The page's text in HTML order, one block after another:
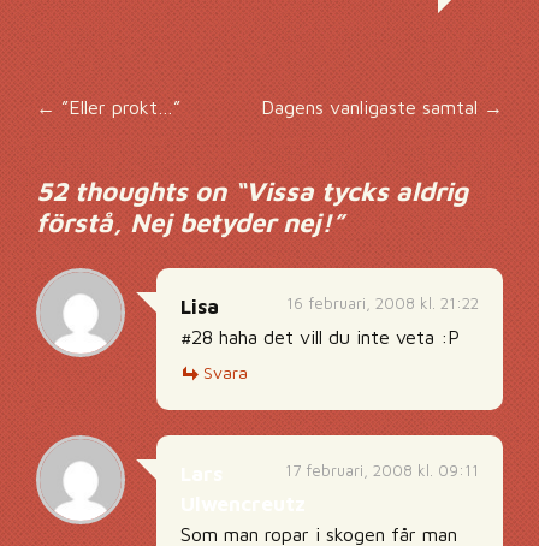
Inläggsnavigering
← ”Eller prokt…” Dagens vanligaste samtal→
52 thoughts on “Vissa tycks aldrig
förstå, Nej betyder nej!”
16 februari, 2008 kl. 21:22
Lisa
#28 haha det vill du inte veta :P
Svara
17 februari, 2008 kl. 09:11
Som man ropar i skogen får man